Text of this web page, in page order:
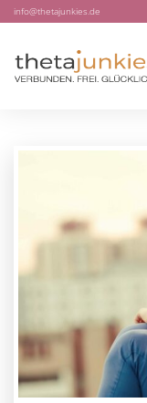
info@thetajunkies.de